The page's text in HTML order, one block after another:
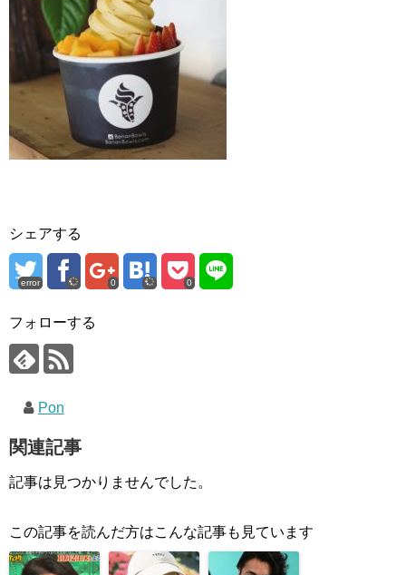
シェアする
error 0 0
フォローする
Pon
関連記事
記事は見つかりませんでした。
この記事を読んだ方はこんな記事も見ています